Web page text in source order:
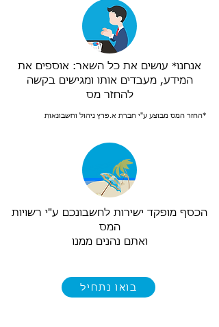
אנחנו* עושים את כל השאר: אוספים את
המידע, מעבדים אותו ומגישים בקשה
להחזר מס
*החזר המס מבוצע ע"י חברת א.פרץ ניהול וחשבונאות
הכסף מופקד ישירות לחשבונכם ע"י רשויות
המס
ואתם נהנים ממנו
בואו נתחיל